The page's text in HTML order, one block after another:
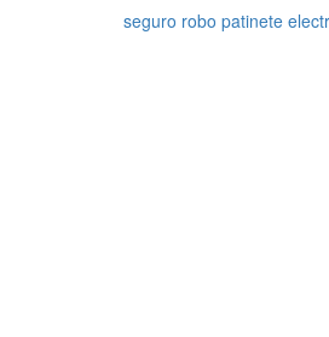
seguro robo patinete